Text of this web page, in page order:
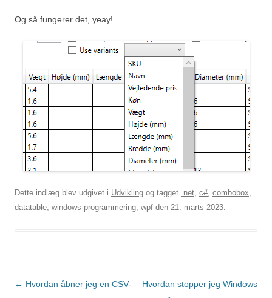
Og så fungerer det, yeay!
Dette indlæg blev udgivet i Udvikling og tagget .net c#, combobox
datatable windows programmering wpf den 21. marts 2023
Indlægsnavigation
← Hvordan åbner jeg en CSV-
Hvordan stopper jeg Windows